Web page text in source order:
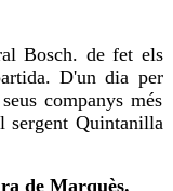
Bosch. de fet els
D'un dia per
companys més
sergent Quintanilla
de Marquès.